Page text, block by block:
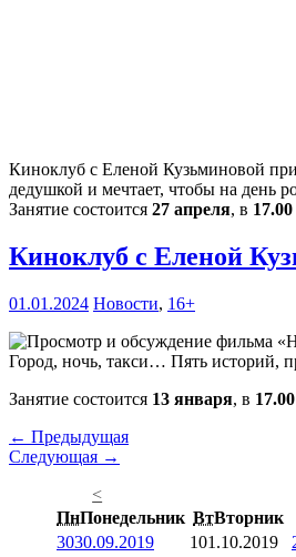
Киноклуб с Еленой Кузьминовой
дедушкой и мечтает, чтобы на день
Занятие состоится 27 апреля, в 17.00
Киноклуб с Еленой
01.01.2024 Новости, 16+
Город, ночь, такси… Пять историй,
Занятие состоится 13 января, в 17.00
← Предыдущая
Следующая →
<
ПнПонедельник ВтВторник
3030.09.2019 101.10.2019